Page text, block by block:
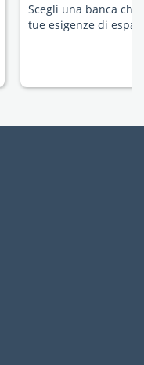
Scegli una banca che
tue esigenze di